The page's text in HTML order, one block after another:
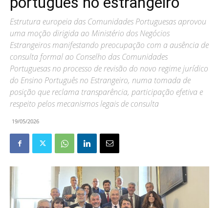
Estrutura europeia das Comunidades Portuguesas aprovou
uma moção dirigida ao Ministério dos Negócios
Estrangeiros manifestando preocupação com a ausência de
consulta formal ao Conselho das Comunidades
Portuguesas no processo de revisão do novo regime jurídico
do Ensino Português no Estrangeiro, numa tomada de
posição que reclama transparência, participação efetiva e
respeito pelos mecanismos legais de consulta
19/05/2026